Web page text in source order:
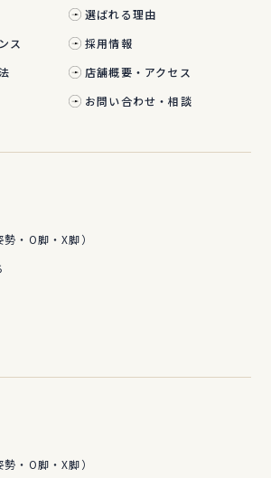
選ばれる理由
ス
採用情報
店舗概要・アクセス
お問い合わせ・相談
・O脚・X脚）
・O脚・X脚）